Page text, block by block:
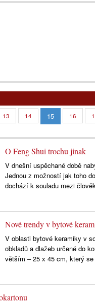
13 14 15 16
O Feng Shui trochu jinak
V dnešní uspěchané době
Jednou z možností jak toho
dochází k souladu mezi
Nové trendy v bytové
V oblasti bytové keramiky v
obkladů a dlažeb určené do
větším – 25 x 45 cm, který